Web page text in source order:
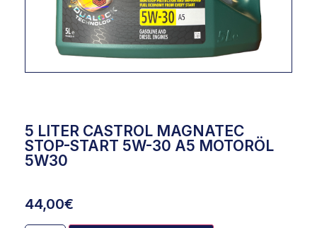
5 LITER CASTROL MAGNATEC
STOP-START 5W-30 A5 MOTORÖL
5W30
44,00€